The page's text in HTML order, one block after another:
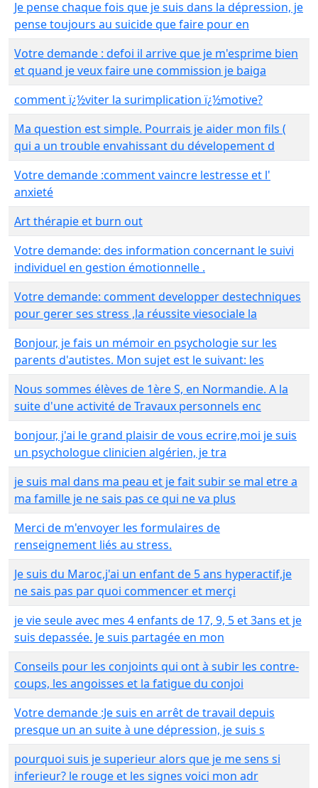
Je pense chaque fois que je suis dans la dépression, je
pense toujours au suicide que faire pour en
Votre demande : defoi il arrive que je m'esprime bien
et quand je veux faire une commission je baiga
comment ï¿½viter la surimplication ï¿½motive?
Ma question est simple. Pourrais je aider mon fils (
qui a un trouble envahissant du dévelopement d
Votre demande :comment vaincre lestresse et l'
anxieté
Art thérapie et burn out
Votre demande: des information concernant le suivi
individuel en gestion émotionnelle .
Votre demande: comment developper destechniques
pour gerer ses stress ,la réussite viesociale la
Bonjour, je fais un mémoir en psychologie sur les
parents d'autistes. Mon sujet est le suivant: les
Nous sommes élèves de 1ère S, en Normandie. A la
suite d'une activité de Travaux personnels enc
bonjour, j'ai le grand plaisir de vous ecrire,moi je suis
un psychologue clinicien algérien, je tra
je suis mal dans ma peau et je fait subir se mal etre a
ma famille je ne sais pas ce qui ne va plus
Merci de m'envoyer les formulaires de
renseignement liés au stress.
Je suis du Maroc,j'ai un enfant de 5 ans hyperactif,je
ne sais pas par quoi commencer et merçi
je vie seule avec mes 4 enfants de 17, 9, 5 et 3ans et je
suis depassée. Je suis partagée en mon
Conseils pour les conjoints qui ont à subir les contre-
coups, les angoisses et la fatigue du conjoi
Votre demande :Je suis en arrêt de travail depuis
presque un an suite à une dépression, je suis s
pourquoi suis je superieur alors que je me sens si
inferieur? le rouge et les signes voici mon adr